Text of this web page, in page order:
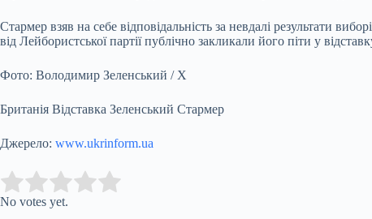
Стармер взяв на себе відповідальність за невдалі результати
від Лейбористської партії публічно закликали його піти у
Фото: Володимир Зеленський / Х
Британія Відставка Зеленський Стармер
Джерело: www.ukrinform.ua
Rate this item:
No votes yet.